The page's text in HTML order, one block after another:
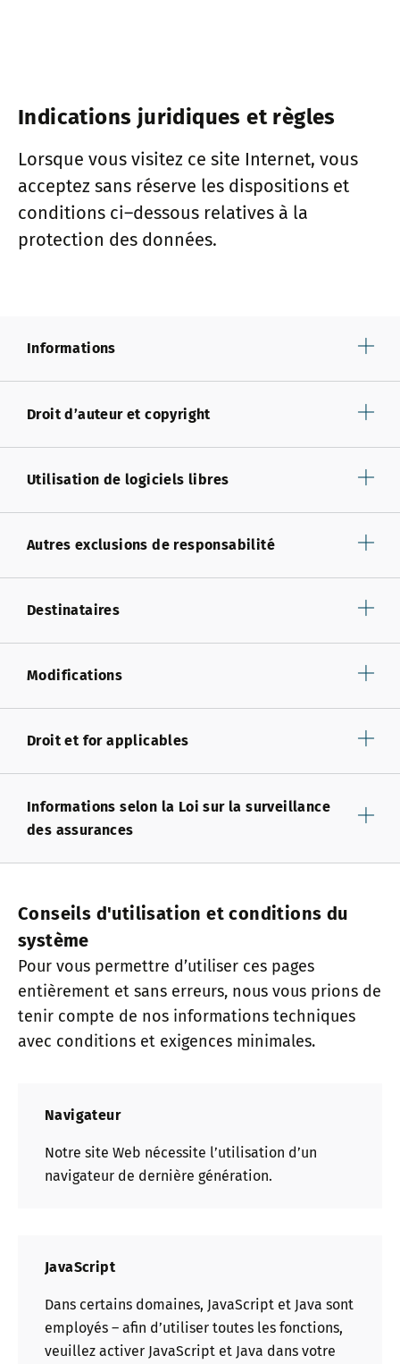
Indications juridiques et règles
Lorsque vous visitez ce site Internet, vous
acceptez sans réserve les dispositions et
conditions ci–dessous relatives à la
protection des données.
Informations
Droit d’auteur et copyright
Utilisation de logiciels libres
Autres exclusions de responsabilité
Destinataires
Modifications
Droit et for applicables
Informations selon la Loi sur la surveillance
des assurances
Conseils d'utilisation et conditions du
système
Pour vous permettre d’utiliser ces pages
entièrement et sans erreurs, nous vous prions de
tenir compte de nos informations techniques
avec conditions et exigences minimales.
Navigateur
Notre site Web nécessite l’utilisation d’un
navigateur de dernière génération.
JavaScript
Dans certains domaines, JavaScript et Java sont
employés – afin d’utiliser toutes les fonctions,
veuillez activer JavaScript et Java dans votre